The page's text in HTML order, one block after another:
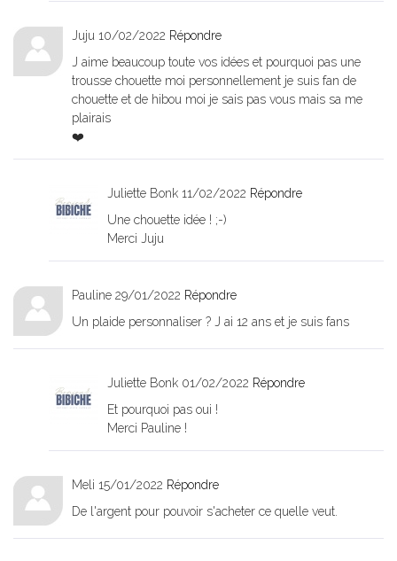
Juju 10/02/2022 Répondre
J aime beaucoup toute vos idées et pourquoi pas une
trousse chouette moi personnellement je suis fan de
chouette et de hibou moi je sais pas vous mais sa me
plairais
❤️
Juliette Bonk 11/02/2022 Répondre
Une chouette idée ! ;-)
Merci Juju
Pauline 29/01/2022 Répondre
Un plaide personnaliser ? J ai 12 ans et je suis fans
Juliette Bonk 01/02/2022 Répondre
Et pourquoi pas oui !
Merci Pauline !
Meli 15/01/2022 Répondre
De l'argent pour pouvoir s'acheter ce quelle veut.